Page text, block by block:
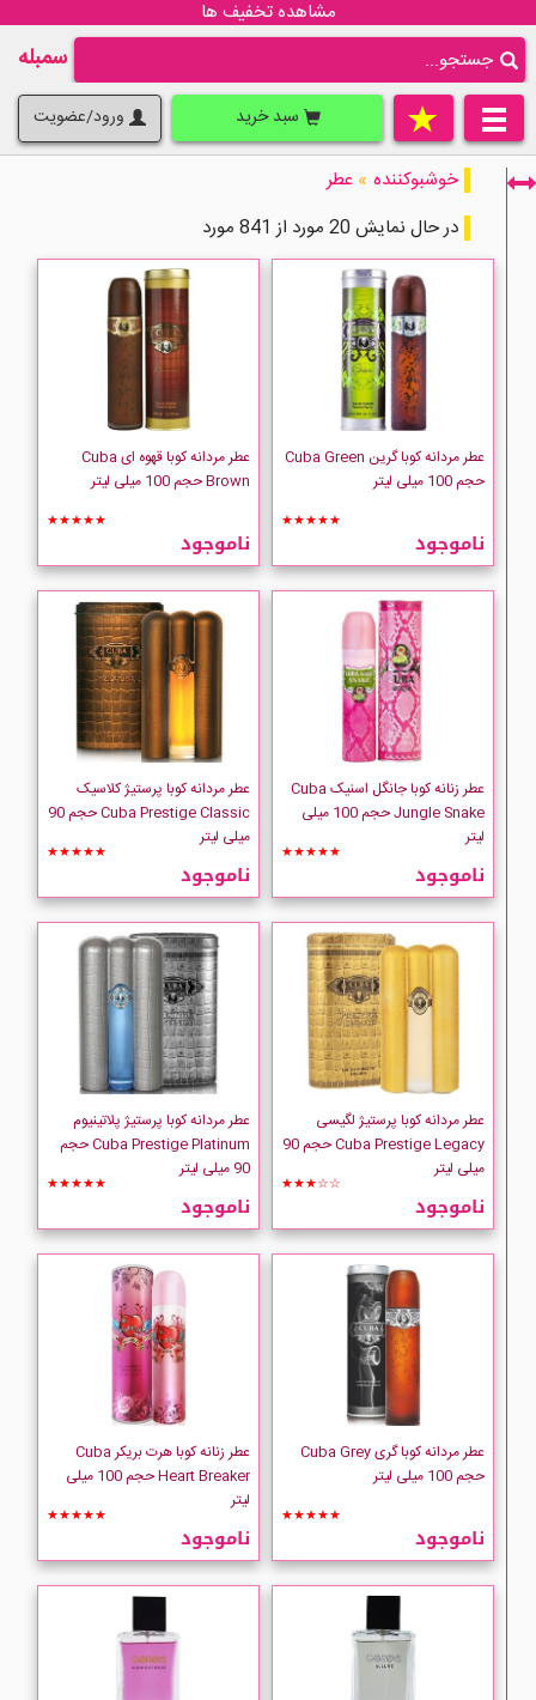
مشاهده تخفیف ها
سمبله
سبد خرید ورود/عضویت
فقط نمایش کالاهای موجود
Abercrombie-Fitch
AMOUAGE
Aramis
ARMAND BASI
atelier Cologne
Bath And Body Works
BENTLEY
Beyonce
Bijan
Boulevard
Britney-Spears
BURBERRY
BVLGARI
Calvin Klein
Carolina-Herrera
Caron
Cartier
CHAUGAN
خوشبوکننده » عطر
در حال نمایش 20 مورد از 841 مورد
عطر مردانه کوبا گرین Cuba Green
حجم 100 میلی لیتر
★★★★★
ناموجود
عطر مردانه کوبا قهوه ای Cuba
Brown حجم 100 میلی لیتر
★★★★★
ناموجود
عطر زنانه کوبا جانگل اسنیک Cuba
Jungle Snake حجم 100 میلی
لیتر
★★★★★
ناموجود
عطر مردانه کوبا پرستیژ کلاسیک
Cuba Prestige Classic حجم 90
میلی لیتر
★★★★★
ناموجود
عطر مردانه کوبا پرستیژ لگیسی
Cuba Prestige Legacy حجم 90
میلی لیتر
★★★☆☆
ناموجود
عطر مردانه کوبا پرستیژ پلاتینیوم
Cuba Prestige Platinum حجم
90 میلی لیتر
★★★★★
ناموجود
عطر مردانه کوبا گری Cuba Grey
حجم 100 میلی لیتر
★★★★★
ناموجود
عطر زنانه کوبا هرت بریکر Cuba
Heart Breaker حجم 100 میلی
لیتر
★★★★★
ناموجود